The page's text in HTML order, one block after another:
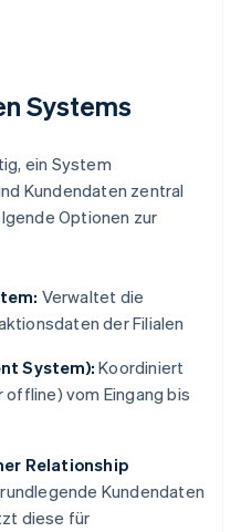
Systems
ein System
Kundendaten zentral
Optionen zur
Verwaltet die
der Filialen
System): Koordiniert
vom Eingang bis
Relationship
Kundendaten
diese für